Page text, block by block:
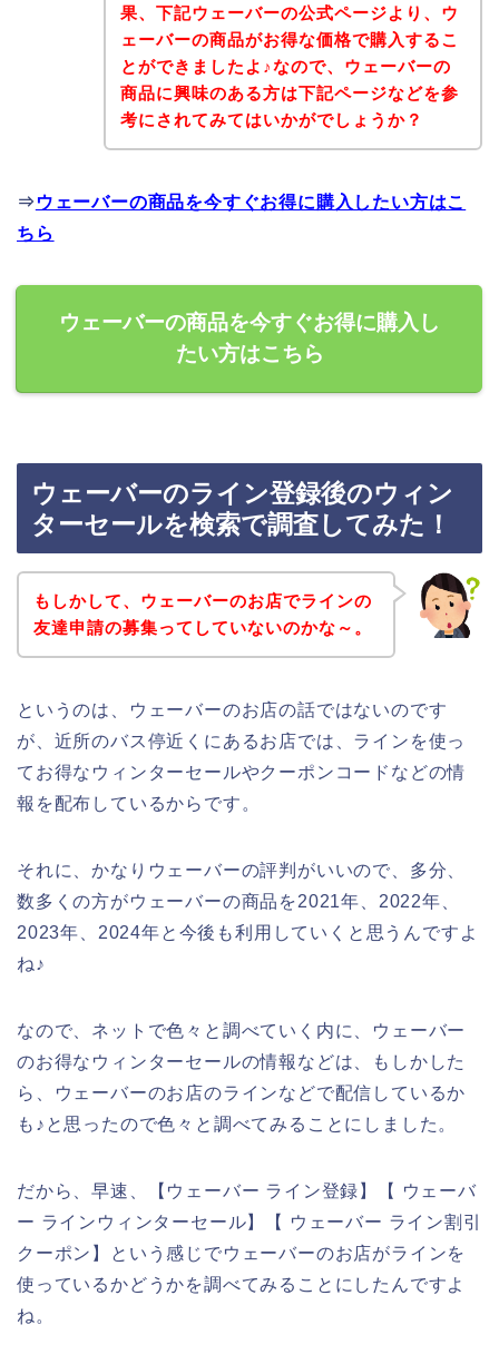
果、下記ウェーバーの公式ページより、ウ
ェーバーの商品がお得な価格で購入するこ
とができましたよ♪なので、ウェーバーの
商品に興味のある方は下記ページなどを参
考にされてみてはいかがでしょうか？
⇒ ウェーバーの商品を今すぐお得に購入したい方はこ
ちら
ウェーバーの商品を今すぐお得に購入し
たい方はこちら
ウェーバーのライン登録後のウィン
ターセールを検索で調査してみた！
もしかして、ウェーバーのお店でラインの
友達申請の募集ってしていないのかな～。
というのは、ウェーバーのお店の話ではないのです
が、近所のバス停近くにあるお店では、ラインを使っ
てお得なウィンターセールやクーポンコードなどの情
報を配布しているからです。
それに、かなりウェーバーの評判がいいので、多分、
数多くの方がウェーバーの商品を2021年、2022年、
2023年、2024年と今後も利用していくと思うんですよ
ね♪
なので、ネットで色々と調べていく内に、ウェーバー
のお得なウィンターセールの情報などは、もしかした
ら、ウェーバーのお店のラインなどで配信しているか
も♪と思ったので色々と調べてみることにしました。
だから、早速、【ウェーバー ライン登録】【 ウェーバ
ー ラインウィンターセール】【 ウェーバー ライン割引
クーポン】という感じでウェーバーのお店がラインを
使っているかどうかを調べてみることにしたんですよ
ね。